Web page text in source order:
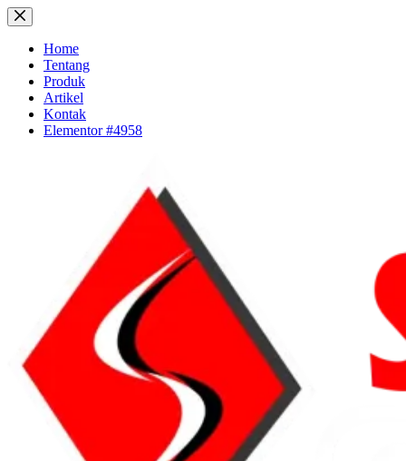
Skip
to
contentHome
Tentang
Produk
Artikel
Kontak
Elementor #4958